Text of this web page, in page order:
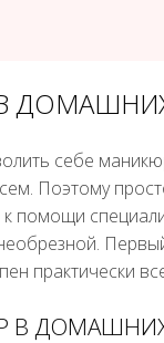
себе
Поэтому
помощи
практически
В